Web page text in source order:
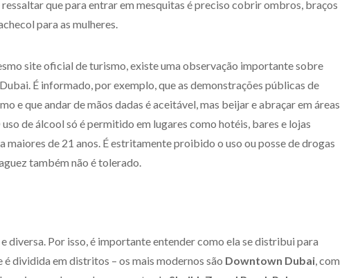
ressaltar que para entrar em mesquitas é preciso cobrir ombros, braços
para as mulheres.
site oficial de turismo, existe uma observação importante sobre
É informado, por exemplo, que as demonstrações públicas de
e que andar de mãos dadas é aceitável, mas beijar e abraçar em áreas
de álcool só é permitido em lugares como hotéis, bares e lojas
maiores de 21 anos. É estritamente proibido o uso ou posse de drogas
também não é tolerado.
diversa. Por isso, é importante entender como ela se distribui para
dividida em distritos – os mais modernos são Downtown Dubai, com